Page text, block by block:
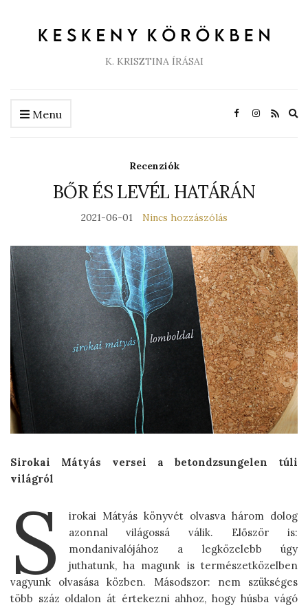
K. KRISZTINA ÍRÁSAI
Menu
Recenziók
BŐR ÉS LEVÉL HATÁRÁN
2021-06-01 Nincs hozzászólás
Sirokai Mátyás versei a betondzsungelen túli
világról
S
irokai Mátyás könyvét olvasva három dolog
azonnal világossá válik. Először is:
mondanivalójához a legközelebb úgy
juthatunk, ha magunk is természetközelben
vagyunk olvasása közben. Másodszor: nem szükséges
több száz oldalon át értekezni ahhoz, hogy húsba vágó